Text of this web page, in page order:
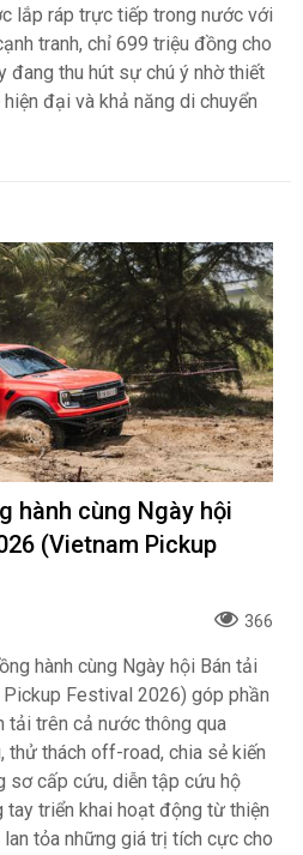
lắp ráp trực tiếp trong nước với
tranh, chỉ 699 triệu đồng cho
đang thu hút sự chú ý nhờ thiết
đại và khả năng di chuyển
hành cùng Ngày hội
(Vietnam Pickup
366
hành cùng Ngày hội Bán tải
Festival 2026) góp phần
tải trên cả nước thông qua
thử thách off-road, chia sẻ kiến
sơ cấp cứu, diễn tập cứu hộ
tay triển khai hoạt động từ thiện
tỏa những giá trị tích cực cho